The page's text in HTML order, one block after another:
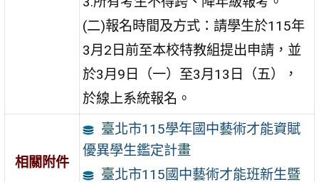
(二)報名時間及方式：請學生於115年
3月2日前至本校特教組提出申請，並
於3月9日（一）至3月13日（五），
於線上系統報名。
相關附件
臺北市115學年國中藝術才能資賦
優異學生鑑定計畫
臺北市115國中藝術才能班新生暨